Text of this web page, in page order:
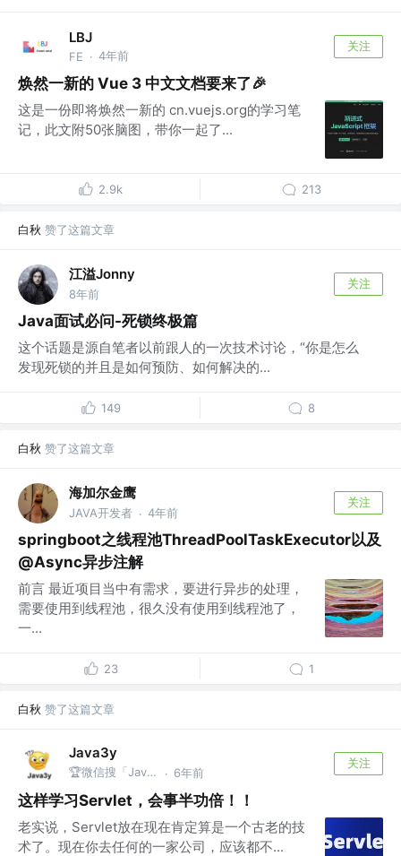
LBJ
FE · 4年前
关注
焕然一新的 Vue 3 中文文档要来了🎉
这是一份即将焕然一新的 cn.vuejs.org的学习笔
记，此文附50张脑图，带你一起了...
2.9k 213
白秋 赞了这篇文章
江溢Jonny
8年前
关注
Java面试必问-死锁终极篇
这个话题是源自笔者以前跟人的一次技术讨论，“你是怎么
发现死锁的并且是如何预防、如何解决的...
149 8
白秋 赞了这篇文章
海加尔金鹰
JAVA开发者 · 4年前
关注
springboot之线程池ThreadPoolTaskExecutor以及
@Async异步注解
前言 最近项目当中有需求，要进行异步的处理，
需要使用到线程池，很久没有使用到线程池了，
一...
23 1
白秋 赞了这篇文章
Java3y
🏆微信搜「Java3y」获取原创电子书 · 6年前
关注
这样学习Servlet，会事半功倍！！
老实说，Servlet放在现在肯定算是一个古老的技
术了。现在你去任何的一家公司，应该都不...